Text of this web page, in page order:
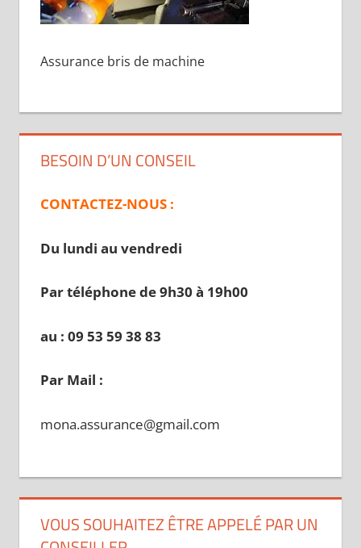
Assurance bris de machine
BESOIN D’UN CONSEIL
CONTACTEZ-NOUS :
Du lundi au vendredi
Par téléphone de 9h30 à 19h00
au : 09 53 59 38 83
Par Mail :
mona.assurance@gmail.com
VOUS SOUHAITEZ ÊTRE APPELÉ PAR UN